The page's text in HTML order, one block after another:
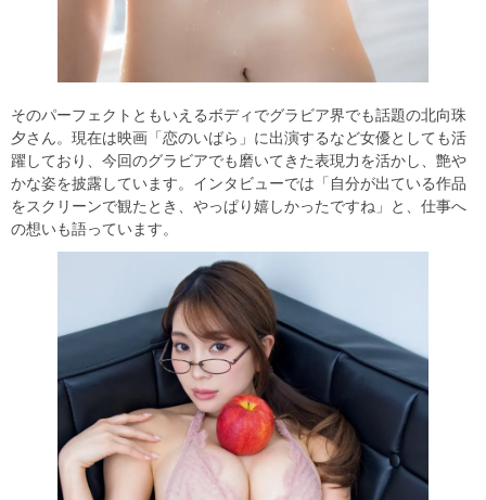
そのパーフェクトともいえるボディでグラビア界でも話題の北向珠
夕さん。現在は映画「恋のいばら」に出演するなど女優としても活
躍しており、今回のグラビアでも磨いてきた表現力を活かし、艶や
かな姿を披露しています。インタビューでは「自分が出ている作品
をスクリーンで観たとき、やっぱり嬉しかったですね」と、仕事へ
の想いも語っています。